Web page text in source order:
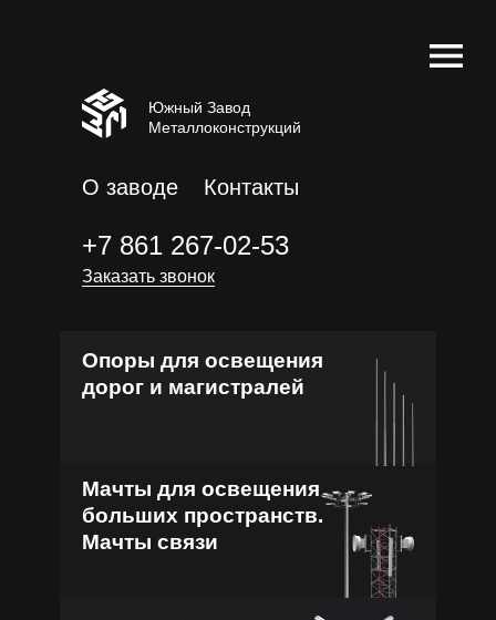
О заводе Контакты
+7 861 267-02-53
Заказать звонок
Опоры для освещения
дорог и магистралей
Мачты для освещения
больших пространств.
Мачты связи
Южный Завод
Металлоконструкций